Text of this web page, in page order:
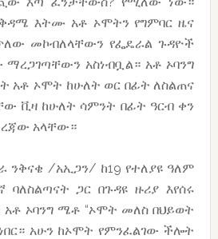
እትሙ አቶ ኦሞትን የግምባር ዜና
መኮብለላቸውን የፌዴራል ጉዳዮች
አስነብቧል። አቶ ኦባንግ
አቶ ኦሞት ከሁለት ወር በፊት ለስልጠና
ቪዛ ከሁለት ሳምንት በፊት ዓርብ ቀን
አላቸው።
ንቅናቄ /አኢጋን/ ከ19 የተለያዩ ዓለም
ጋር በጉዳዩ ዙሪያ እየሰሩ
ኦባንግ ሜቶ “ኦሞት መለስ በህይወት
አሁን ከኦሞት የምንፈልገው ችሎት